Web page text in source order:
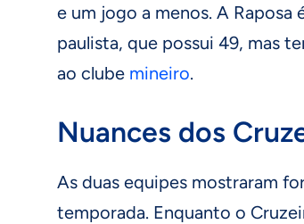
e um jogo a menos. A
paulista, que possui 49, mas
ao clube mineiro.
Nuances dos
As duas equipes mostraram
temporada. Enquanto o